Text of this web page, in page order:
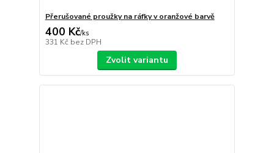
Přerušované proužky na ráfky v oranžové barvě
400 Kč/ks
331 Kč bez DPH
Zvolit variantu